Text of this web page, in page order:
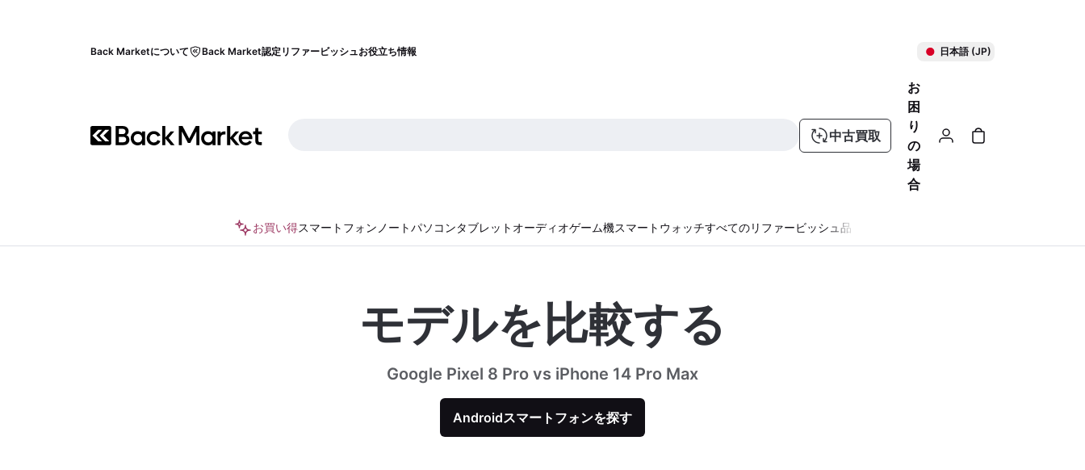
Back Marketについて Back Market認定リファービッシュお役立ち情報 日本語 (JP)
中古買取
お
困
り
の
場
合
お買い得スマートフォン ノートパソコンタブレット オーディオゲーム機スマートウォッチすべてのリファービッシュ品
モデルを比較する
Google Pixel 8 Pro vs iPhone 14 Pro Max
Androidスマートフォンを探す